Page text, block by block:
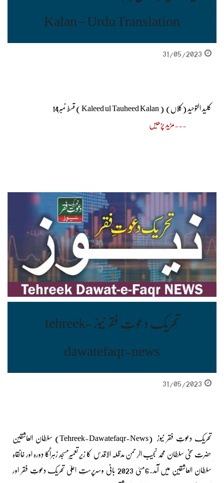
Kalan – Urdu Translation
31/05/2023
مزید پڑھیں
تحریک دعوتِ فقر نیوز tehreek-
dawatefaqr-news
31/05/2023
تحریک دعوتِ فقر نیوز (Tehreek-Dawatefaqr-News) سلطان العاشقین
حضرت سخی سلطان محمد نجیب الرحمن مدظلہ الاقدس کا زیرِ تعمیرمسجدِ زہراؓکا دورہ اور خانقاہ
سلطان العاشقین میں آمد۔6مئی 2023 بانی وسرپرستِ اعلیٰ تحریک دعوتِ فقر اور